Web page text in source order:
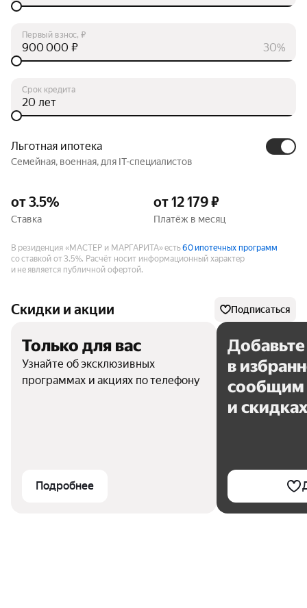
Первый взнос, ₽
30%
₽
Срок кредита
лет
Льготная ипотека
Семейная, военная, для IT-специалистов
от 3.5%
Ставка
от 12 179 ₽
Платёж в месяц
В резиденция «МАСТЕР и МАРГАРИТА» есть60 ипотечных программ
со ставкой от 3.5%. Расчёт носит информационный характер
и не является публичной офертой.
Скидки и акции Подписаться
Только для вас
Узнайте об эксклюзивных
программах и акциях по телефону
Подробнее
Добавьте
в
сообщим
и скидках